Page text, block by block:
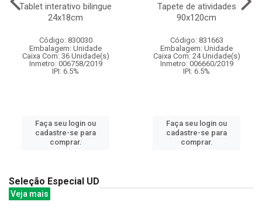
Tablet interativo bilingue
24x18cm
Código: 830030
Embalagem: Unidade
Caixa Com: 36 Unidade(s)
Inmetro: 006758/2019
IPI: 6.5%
Faça seu login ou
cadastre-se para
comprar.
Tapete de atividades
90x120cm
Código: 831663
Embalagem: Unidade
Caixa Com: 24 Unidade(s)
Inmetro: 006660/2019
IPI: 6.5%
Faça seu login ou
cadastre-se para
comprar.
Seleção Especial UD
Veja mais